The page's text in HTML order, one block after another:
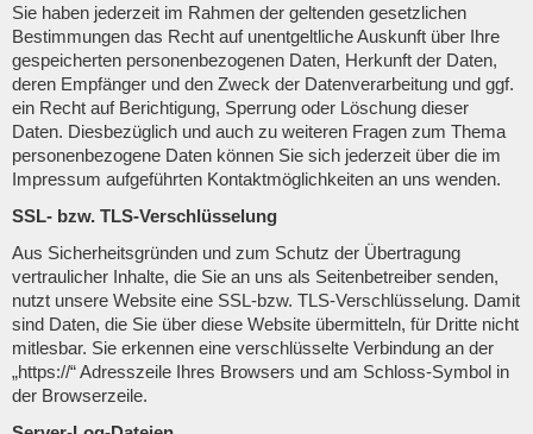
Sie haben jederzeit im Rahmen der geltenden gesetzlichen
Bestimmungen das Recht auf unentgeltliche Auskunft über Ihre
gespeicherten personenbezogenen Daten, Herkunft der Daten,
deren Empfänger und den Zweck der Datenverarbeitung und ggf.
ein Recht auf Berichtigung, Sperrung oder Löschung dieser
Daten. Diesbezüglich und auch zu weiteren Fragen zum Thema
personenbezogene Daten können Sie sich jederzeit über die im
Impressum aufgeführten Kontaktmöglichkeiten an uns wenden.
SSL- bzw. TLS-Verschlüsselung
Aus Sicherheitsgründen und zum Schutz der Übertragung
vertraulicher Inhalte, die Sie an uns als Seitenbetreiber senden,
nutzt unsere Website eine SSL-bzw. TLS-Verschlüsselung. Damit
sind Daten, die Sie über diese Website übermitteln, für Dritte nicht
mitlesbar. Sie erkennen eine verschlüsselte Verbindung an der
„https://“ Adresszeile Ihres Browsers und am Schloss-Symbol in
der Browserzeile.